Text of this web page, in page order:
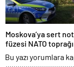
Moskova’ya sert
füzesi NATO
Bu yazı yorumlara